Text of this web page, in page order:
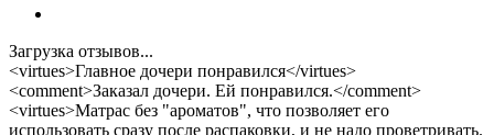
Загрузка отзывов...
<virtues>Главное дочери понравился</virtues>
<comment>Заказал дочери. Ей понравился.</comment>
<virtues>Матрас без "ароматов", что позволяет его
использовать сразу после распаковки, и не надо проветривать.